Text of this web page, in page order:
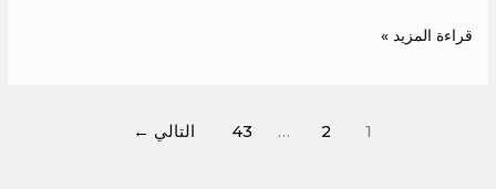
قراءة المزيد »
1
2
…
43 التالي ←